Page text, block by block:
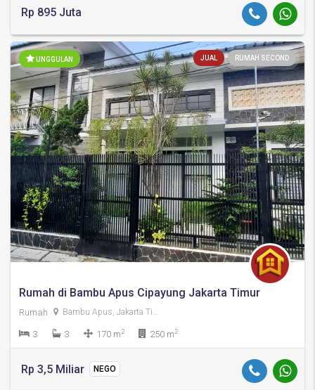
Rp 895 Juta
UNGGULAN JUAL RUMAH SECOND
Rumah di Bambu Apus Cipayung Jakarta Timur
Rumah Bambu Apus, Jakarta Timur
3 3 170 m2 250 m2
Rp 3,5 Miliar NEGO